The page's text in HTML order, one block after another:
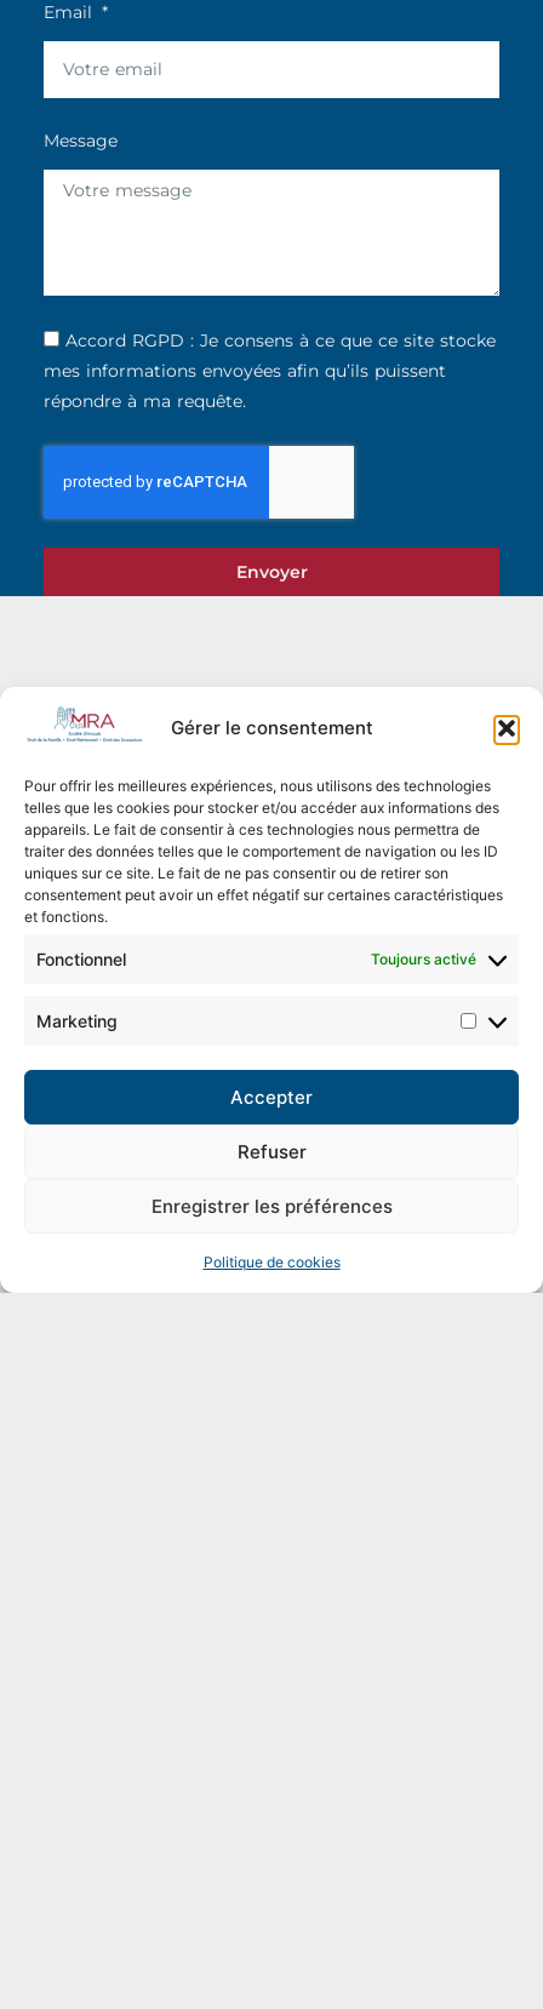
Gérer le consentement
Pour offrir les meilleures expériences, nous utilisons des technologies
telles que les cookies pour stocker et/ou accéder aux informations des
appareils. Le fait de consentir à ces technologies nous permettra de
traiter des données telles que le comportement de navigation ou les ID
uniques sur ce site. Le fait de ne pas consentir ou de retirer son
consentement peut avoir un effet négatif sur certaines caractéristiques
et fonctions.
Fonctionnel Toujours activé
Marketing
Accepter
Refuser
Enregistrer les préférences
Politique de cookies
Email
Message
Accord RGPD : Je consens à ce que ce site stocke
mes informations envoyées afin qu’ils puissent
répondre à ma requête.
Envoyer